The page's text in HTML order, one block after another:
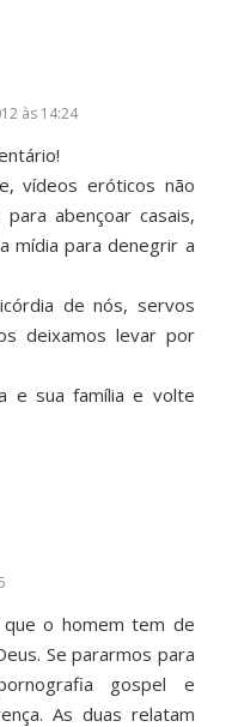
às 14:24
vídeos eróticos não
abençoar casais,
mídia para denegrir a
de nós, servos
deixamos levar por
e sua família e volte
que o homem tem de
Se pararmos para
gospel e
As duas relatam